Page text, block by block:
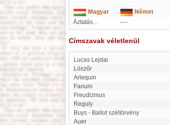
Magyar
Német
Áztatás...
----
Címszavak véletlenül
Lucas Lejdai
Lószőr
arlequin
Fanum
freudizmus
Reguly
Buys - Ballot széltörvény
Auer